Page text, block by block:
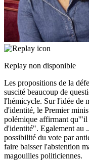
Replay non disponible
Les propositions de la
suscité beaucoup de
l'hémicycle. Sur l'idée de
d'identité, le Premier
polémique affirmant qu'"il
d'identité". Egalement au
possibilité du vote par
faire baisser l'abstention
magouilles politiciennes.